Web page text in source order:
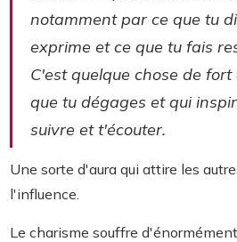
notamment par ce que tu
exprime et ce que tu fais
C'est quelque chose de
que tu dégages et qui
suivre et t'écouter.
Une sorte d'aura qui attire les
l'influence.
Le charisme souffre